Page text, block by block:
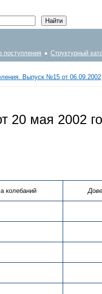
поступления Структурный
Выпуск №15 от 06.09.2002
20 мая 2002
колебаний